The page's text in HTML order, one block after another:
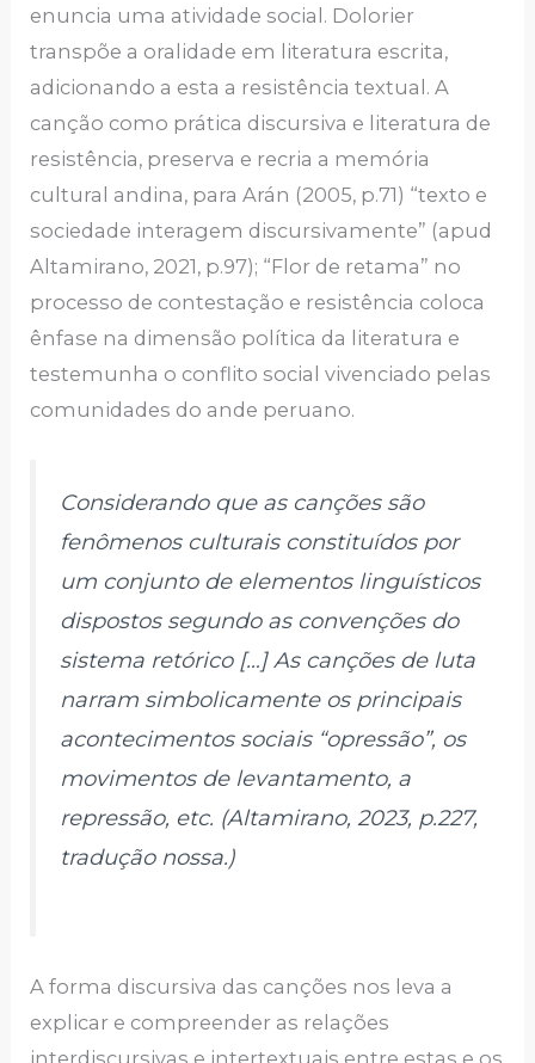
enuncia uma atividade social. Dolorier
transpõe a oralidade em literatura escrita,
adicionando a esta a resistência textual. A
canção como prática discursiva e literatura de
resistência, preserva e recria a memória
cultural andina, para Arán (2005, p.71) “texto e
sociedade interagem discursivamente” (apud
Altamirano, 2021, p.97); “Flor de retama” no
processo de contestação e resistência coloca
ênfase na dimensão política da literatura e
testemunha o conflito social vivenciado pelas
comunidades do ande peruano.
Considerando que as canções são
fenômenos culturais constituídos por
um conjunto de elementos linguísticos
dispostos segundo as convenções do
sistema retórico […] As canções de luta
narram simbolicamente os principais
acontecimentos sociais “opressão”, os
movimentos de levantamento, a
repressão, etc. (Altamirano, 2023, p.227,
tradução nossa.)
A forma discursiva das canções nos leva a
explicar e compreender as relações
interdiscursivas e intertextuais entre estas e os